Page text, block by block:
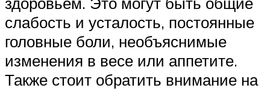
слабость и усталость, постоянные
головные боли, необъяснимые
изменения в весе или аппетите.
Также стоит обратить внимание на